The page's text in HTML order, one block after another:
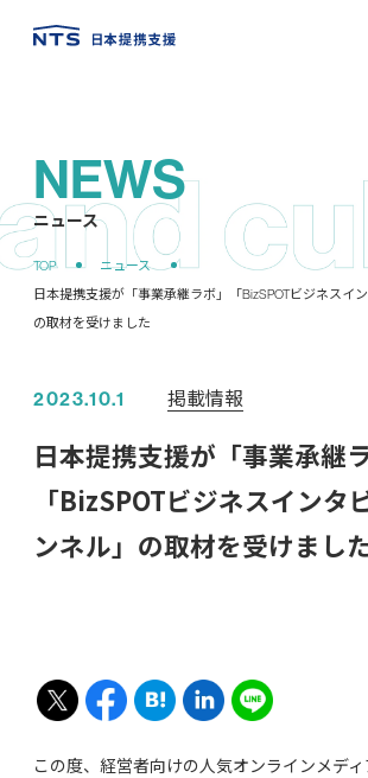
NEWS
ニュース
2023.10.1 掲載情報
日本提携支援が「事業承継ラ
「BizSPOTビジネスインタ
ンネル」の取材を受けまし
この度、経営者向けの人気オンラインメデ